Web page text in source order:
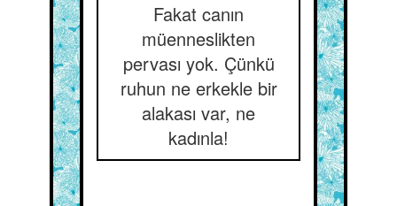
Fakat canın
müenneslikten
pervası yok. Çünkü
ruhun ne erkekle bir
alakası var, ne
kadınla!